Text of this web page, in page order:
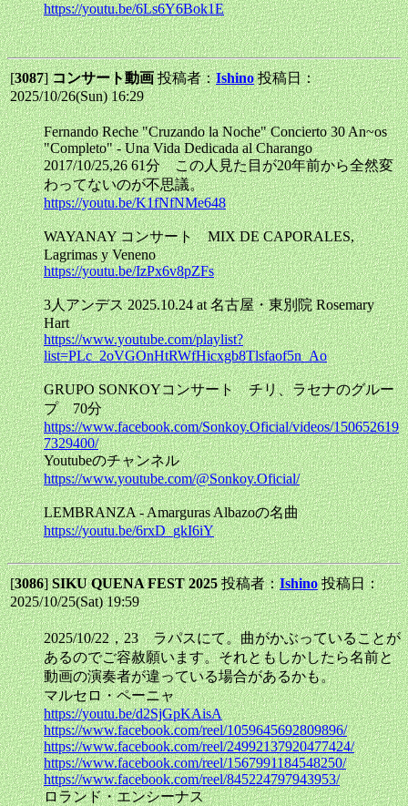
https://youtu.be/6Ls6Y6Bok1E
[3087]コンサート動画投稿者：Ishino 投稿日：
2025/10/26(Sun) 16:29
Fernando Reche "Cruzando la Noche" Concierto 30 An~os
"Completo" - Una Vida Dedicada al Charango
2017/10/25,26 61分 この人見た目が20年前から全然変
わってないのが不思議。
https://youtu.be/K1fNfNMe648
WAYANAY コンサート MIX DE CAPORALES,
Lagrimas y Veneno
https://youtu.be/IzPx6v8pZFs
3人アンデス 2025.10.24 at 名古屋・東別院 Rosemary
Hart
https://www.youtube.com/playlist?
list=PLc_2oVGOnHtRWfHicxgb8Tlsfaof5n_Ao
GRUPO SONKOYコンサート チリ、ラセナのグルー
プ 70分
https://www.facebook.com/Sonkoy.Oficial/videos/150652619
7329400/
Youtubeのチャンネル
https://www.youtube.com/@Sonkoy.Oficial/
LEMBRANZA - Amarguras Albazoの名曲
https://youtu.be/6rxD_gkI6iY
[3086]SIKU QUENA FEST 2025投稿者：Ishino 投稿日：
2025/10/25(Sat) 19:59
2025/10/22，23 ラパスにて。曲がかぶっていることが
あるのでご容赦願います。それともしかしたら名前と
動画の演奏者が違っている場合があるかも。
マルセロ・ペーニャ
https://youtu.be/d2SjGpKAisA
https://www.facebook.com/reel/1059645692809896/
https://www.facebook.com/reel/24992137920477424/
https://www.facebook.com/reel/1567991184548250/
https://www.facebook.com/reel/845224797943953/
ロランド・エンシーナス